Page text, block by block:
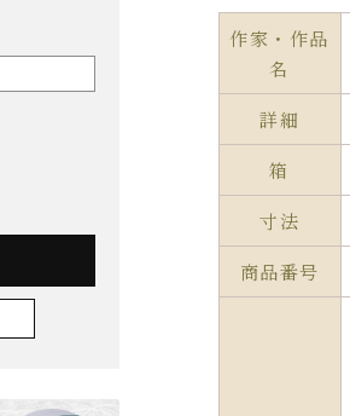
作家・作品
名
詳細
箱
寸法
商品番号